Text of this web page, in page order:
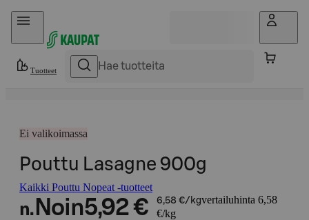
Hyppää sisältöön
Tuotteet
Ei valikoimassa
Pouttu Lasagne 900g
Kaikki Pouttu Nopeat -tuotteet
n. Noin5,92 € 6,58 €/kgvertailuhinta 6,58
€/kg